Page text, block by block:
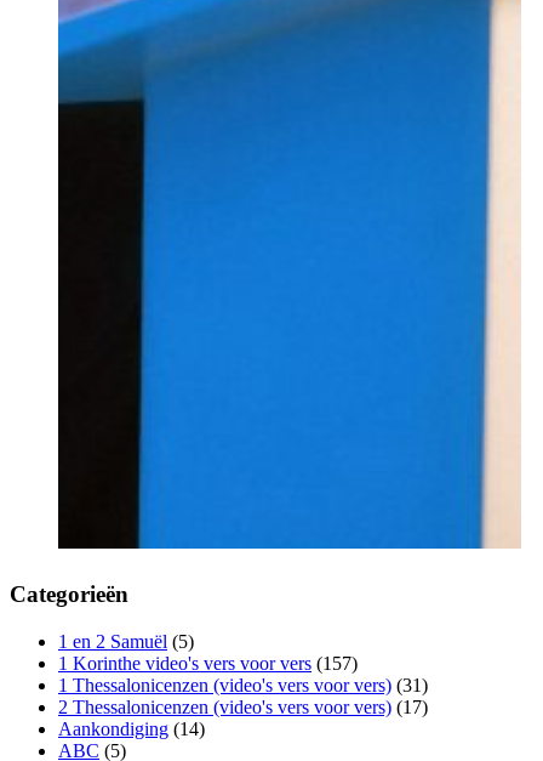
Categorieën
1 en 2 Samuël (5)
1 Korinthe video's vers voor vers (157)
1 Thessalonicenzen (video's vers voor vers) (31)
2 Thessalonicenzen (video's vers voor vers) (17)
Aankondiging (14)
ABC (5)